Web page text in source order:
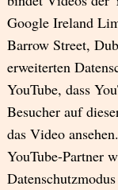
Google Ireland
Barrow Street,
erweiterten
YouTube, dass
Besucher auf
das Video
YouTube-Partner